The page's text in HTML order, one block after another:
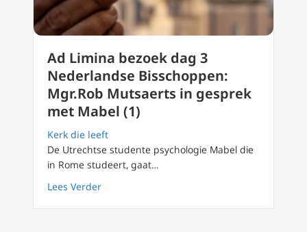
Ad Limina bezoek dag 3
Nederlandse Bisschoppen:
Mgr.Rob Mutsaerts in gesprek
met Mabel (1)
Kerk die leeft
De Utrechtse studente psychologie Mabel die
in Rome studeert, gaat…
Lees Verderabout Ad Limina bezoek dag 3